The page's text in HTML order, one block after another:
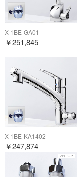
X-1BE-GA01
￥251,845
X-1BE-KA1402
￥247,874